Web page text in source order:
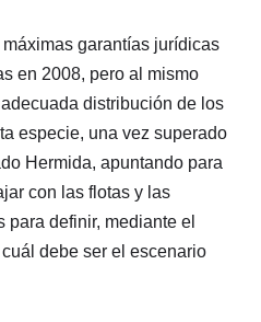
garantías jurídicas
en 2008, pero al mismo
distribución de los
especie, una vez superado
Hermida, apuntando para
con las flotas y las
definir, mediante el
debe ser el escenario